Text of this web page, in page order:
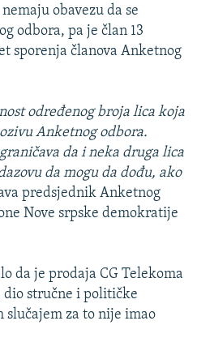
obavezu da se
odbora, pa je član 13
sporenja članova Anketnog
određenog broja lica koja
Anketnog odbora.
da i neka druga lica
da mogu da dođu, ako
predsjednik Anketnog
Nove srpske demokratije
da je prodaja CG Telekoma
dio stručne i političke
slučajem za to nije imao